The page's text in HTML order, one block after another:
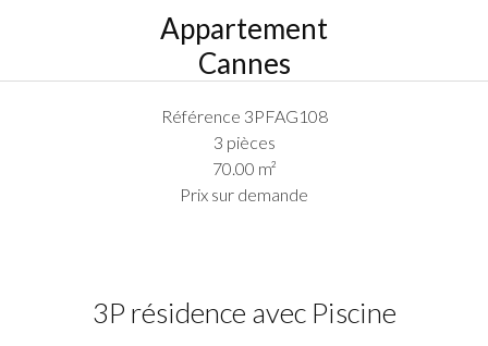
Appartement
Cannes
Référence 3PFAG108
3 pièces
70.00 m²
Prix sur demande
3P résidence avec Piscine